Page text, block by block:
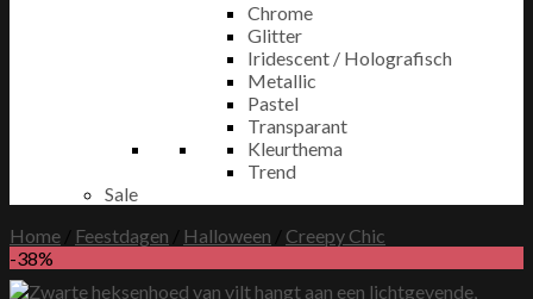
Chrome
Glitter
Iridescent / Holografisch
Metallic
Pastel
Transparant
Kleurthema
Trend
Sale
Home
Feestdagen Halloween
Creepy Chic
-38%